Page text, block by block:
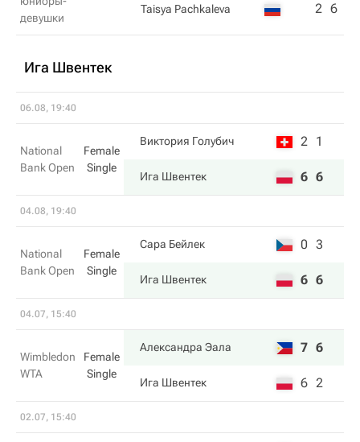
девушки
Taisya Pachkaleva 2 6
Ига Швентек
06.08, 19:40
National
Bank Open
Female
Single
Виктория Голубич 2 1
Ига Швентек 6 6
04.08, 19:40
National
Bank Open
Female
Single
Сара Бейлек 0 3
Ига Швентек 6 6
04.07, 15:40
Wimbledon
WTA
Female
Single
Александра Эала 7 6
Ига Швентек 6 2
02.07, 15:40